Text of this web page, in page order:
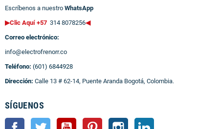
Escríbenos a nuestro WhatsApp
▶Clic Aquí +57 314 8078256◀
Correo electrónico:
info@electrofrenorr.co
Teléfono: (601) 6844928
Dirección: Calle 13 # 62-14, Puente Aranda Bogotá, Colombia.
SÍGUENOS
Facebook Twitter YouTube Pinterest Instagram